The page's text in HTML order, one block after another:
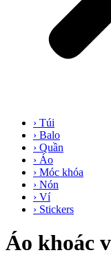
› Túi
› Balo
› Quần
› Áo
› Móc khóa
› Nón
› Ví
› Stickers
Áo khoác